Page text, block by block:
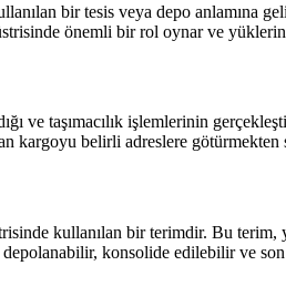
bir tesis veya depo anlamına
önemli bir rol oynar ve
ve taşımacılık işlemlerinin
kargoyu belirli adreslere
kullanılan bir terimdir. Bu
konsolide edilebilir ve